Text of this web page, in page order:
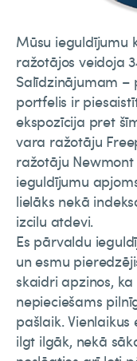
Mūsu ieguldījumu
ražotājos veidoja
Salīdzinājumam –
portfelis ir
ekspozīcija pret
vara ražotāju
ražotāju Newmont
ieguldījumu
lielāks nekā
izcilu atdevi.
Es pārvaldu
un esmu
skaidri apzinos,
nepieciešams
pašlaik.
ilgt ilgāk, nekā